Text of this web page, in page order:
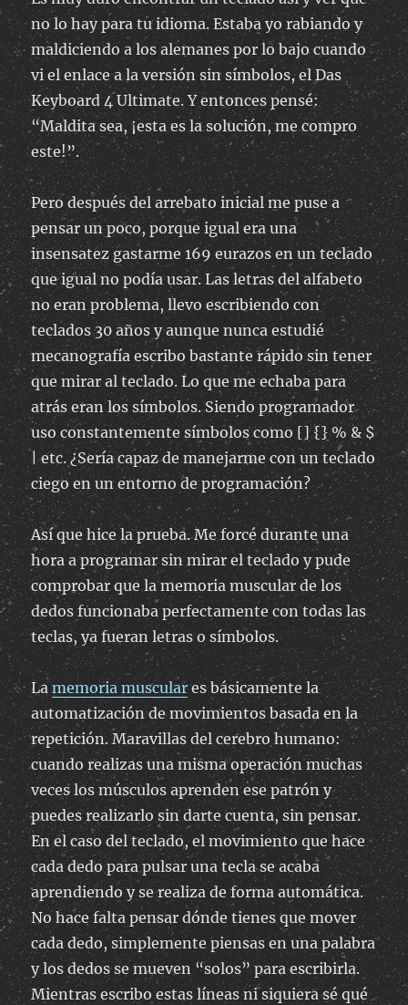
no lo hay para tu idioma. Estaba yo rabiando y
maldiciendo a los alemanes por lo bajo cuando
vi el enlace a la versión sin símbolos, el Das
Keyboard 4 Ultimate. Y entonces pensé:
“Maldita sea, ¡esta es la solución, me compro
este!”.
Pero después del arrebato inicial me puse a
pensar un poco, porque igual era una
insensatez gastarme 169 eurazos en un teclado
que igual no podía usar. Las letras del alfabeto
no eran problema, llevo escribiendo con
teclados 30 años y aunque nunca estudié
mecanografía escribo bastante rápido sin tener
que mirar al teclado. Lo que me echaba para
atrás eran los símbolos. Siendo programador
uso constantemente símbolos como [] {} % & $
| etc. ¿Sería capaz de manejarme con un teclado
ciego en un entorno de programación?
Así que hice la prueba. Me forcé durante una
hora a programar sin mirar el teclado y pude
comprobar que la memoria muscular de los
dedos funcionaba perfectamente con todas las
teclas, ya fueran letras o símbolos.
Lamemoria musculares básicamente la
automatización de movimientos basada en la
repetición. Maravillas del cerebro humano:
cuando realizas una misma operación muchas
veces los músculos aprenden ese patrón y
puedes realizarlo sin darte cuenta, sin pensar.
En el caso del teclado, el movimiento que hace
cada dedo para pulsar una tecla se acaba
aprendiendo y se realiza de forma automática.
No hace falta pensar dónde tienes que mover
cada dedo, simplemente piensas en una palabra
y los dedos se mueven “solos” para escribirla.
Mientras escribo estas líneas ni siquiera sé qué